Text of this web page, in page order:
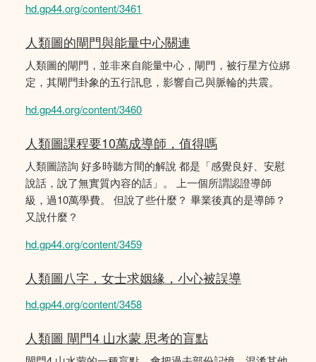
hd.gp44.org/content/3461
人類圖的閘門與能量中心關連
人類圖的閘門，並非來自能量中心，閘門，被行星方位綁
定，其閘門卦象的五行訊息，影響自己與脈輪的共震。
hd.gp44.org/content/3460
人類圖課程要10萬成導師，值得嗎
人類圖諮詢 好多時聽方間的解說 都是「感覺良好、安慰
說話，說了無實質內容的話」。 上一個所謂認證導師
級，過10萬學費。 但說了些什麼？ 畢業後真的是導師？
又說什麼？
hd.gp44.org/content/3459
人類圖八字，女士求姻緣，小心被誤導
hd.gp44.org/content/3458
人類圖 閘門4 山水蒙 思考的盲點